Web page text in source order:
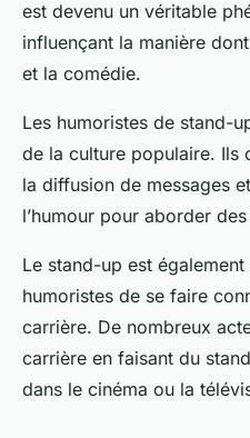
est devenu un véritable
influençant la manière
et la comédie.
Les humoristes de stand-
de la culture populaire. Ils
la diffusion de messages
l’humour pour aborder
Le stand-up est
humoristes de se faire
carrière. De nombreux
carrière en faisant du
dans le cinéma ou la